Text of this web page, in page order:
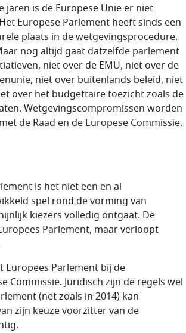
jaren is de Europese Unie er niet
Europese Parlement heeft sinds een
plaats in de wetgevingsprocedure.
nog altijd gaat datzelfde parlement
niet over de EMU, niet over de
niet over buitenlands beleid, niet
over het budgettaire toezicht zoals de
Wetgevingscompromissen worden
de Raad en de Europese Commissie.
is het niet een en al
spel rond de vorming van
kiezers volledig ontgaat. De
Parlement, maar verloopt
Europees Parlement bij de
Commissie. Juridisch zijn de regels wel
(net zoals in 2014) kan
zijn keuze voorzitter van de